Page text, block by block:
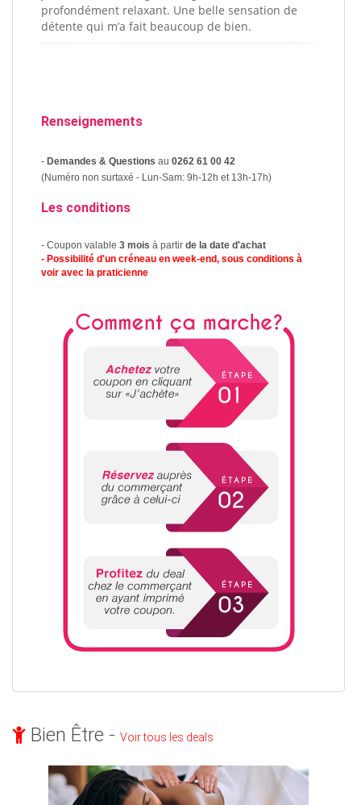
profondément relaxant. Une belle sensation de
détente qui m’a fait beaucoup de bien.
Renseignements
- Demandes & Questions au 0262 61 00 42
(Numéro non surtaxé - Lun-Sam: 9h-12h et 13h-17h)
Les conditions
- Coupon valable 3 mois à partir de la date d'achat
- Possibilité d'un créneau en week-end, sous conditions à
voir avec la praticienne
Bien Être - Voir tous les deals